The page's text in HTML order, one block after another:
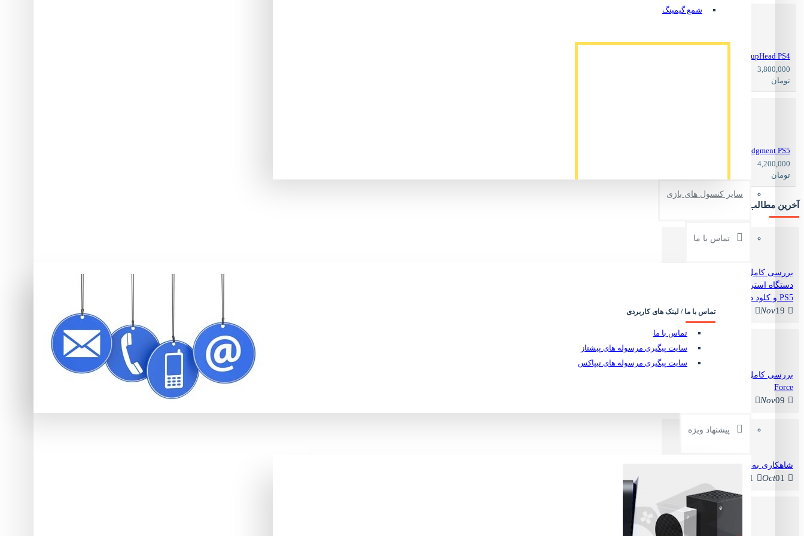
شمع گیمینگ
سایر کنسول های بازی
تماس با ما
تماس با ما / لینک های کاربردی
تماس با ما
سایت پیگیری مرسوله های پیشتاز
سایت پیگیری مرسوله های تیپاکس
پیشنهاد ویژه
CupHead PS4
3,800,000
تومان
Judgment PS5
4,200,000
تومان
آخرین مطالب وبلاگ
دستگاه استریم گیمینگ سونی برای
PS5 و کلود در سال ۲۰۲۵
19
Nov
Force
09
Nov
شاهکاری به نام Ghost of Yotei
01
Oct
1